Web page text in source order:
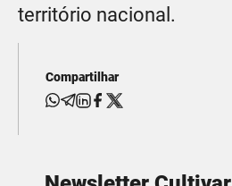
território nacional.
Compartilhar